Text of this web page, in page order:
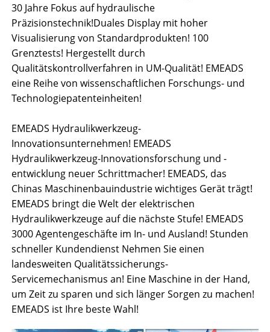
30 Jahre Fokus auf hydraulische
Präzisionstechnik!Duales Display mit hoher
Visualisierung von Standardprodukten! 100
Grenztests! Hergestellt durch
Qualitätskontrollverfahren in UM-Qualität! EMEADS
eine Reihe von wissenschaftlichen Forschungs- und
Technologiepatenteinheiten!
EMEADS Hydraulikwerkzeug-
Innovationsunternehmen! EMEADS
Hydraulikwerkzeug-Innovationsforschung und -
entwicklung neuer Schrittmacher! EMEADS, das
Chinas Maschinenbauindustrie wichtiges Gerät trägt!
EMEADS bringt die Welt der elektrischen
Hydraulikwerkzeuge auf die nächste Stufe! EMEADS
3000 Agentengeschäfte im In- und Ausland! Stunden
schneller Kundendienst Nehmen Sie einen
landesweiten Qualitätssicherungs-
Servicemechanismus an! Eine Maschine in der Hand,
um Zeit zu sparen und sich länger Sorgen zu machen!
EMEADS ist Ihre beste Wahl!